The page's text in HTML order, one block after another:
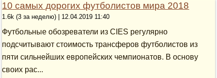
10 самых дорогих футболистов мира 2018
1.6k (3 за неделю) | 12.04.2019 11:40
Футбольные обозреватели из CIES регулярно
подсчитывают стоимость трансферов футболистов из
пяти сильнейших европейских чемпионатов. В основу
своих рас...